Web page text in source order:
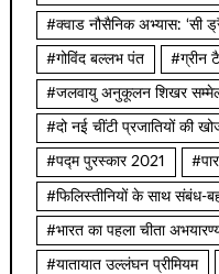
#क्वाड नौसैनिक अभ्यास: ‘सी
#गोविंद बल्लभ पंत #ग्रीन
#जलवायु अनुकूलन शिखर
#दो नई चींटी प्रजातियों की
#पद्म पुरस्कार 2021
#फिलिस्तीनियों के साथ संबंध-
#भारत का पहला चीता
#यातायात उल्लंघन प्रीमियम